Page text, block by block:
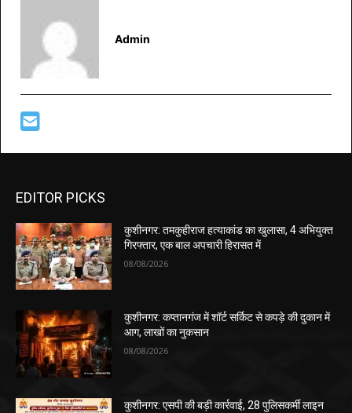
Admin
EDITOR PICKS
कुशीनगर: तमकुहीराज हत्याकांड का खुलासा, 4 अभियुक्त
गिरफ्तार, एक बाल अपचारी हिरासत में
08/08/2026
कुशीनगर: कप्तानगंज में शॉर्ट सर्किट से कपड़े की दुकान में
आग, लाखों का नुकसान
08/08/2026
कुशीनगर: एसपी की बड़ी कार्रवाई, 28 पुलिसकर्मी लाइन